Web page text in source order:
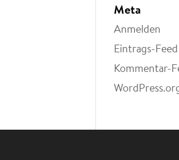
Meta
Anmelden
Eintrags-Feed
Kommentar-